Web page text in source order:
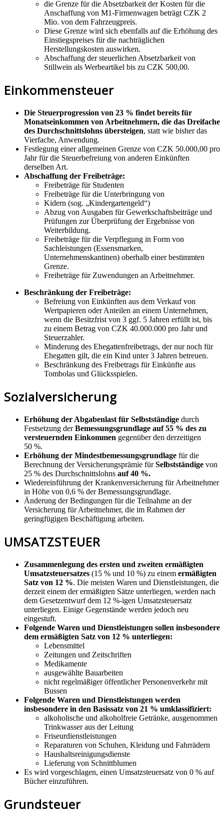
die Grenze für die Absetzbarkeit der Kosten für die
Anschaffung von M1-Firmenwagen beträgt CZK 2
Mio. von dem Fahrzeugpreis.
Diese Grenze wird sich ebenfalls auf die Erhöhung des
Einstiegspreises für die nachträglichen
Herstellungskosten auswirken.
Abschaffung der steuerlichen Absetzbarkeit von
Stillwein als Werbeartikel bis zu CZK 500,00.
Einkommensteuer
Die Steuerprogression von 23 % findet bereits für
Monatseinkommen von Arbeitnehmern, die das Dreifache
des Durchschnittslohns übersteigen, statt wie bisher das
Vierfache, Anwendung.
Festlegung einer allgemeinen Grenze von CZK 50.000,00 pro
Jahr für die Steuerbefreiung von anderen Einkünften
derselben Art.
Abschaffung der Freibeträge:
Freibeträge für Studenten
Freibeträge für die Unterbringung von
Kidern (sog. „Kindergartengeld“)
Abzug von Ausgaben für Gewerkschaftsbeiträge und
Prüfungen zur Überprüfung der Ergebnisse von
Weiterbildung.
Freibeträge für die Verpflegung in Form von
Sachleistungen (Essensmarken,
Unternehmenskantinen) oberhalb einer bestimmten
Grenze.
Freibeträge für Zuwendungen an Arbeitnehmer.
Beschränkung der Freibeträge:
Befreiung von Einkünften aus dem Verkauf von
Wertpapieren oder Anteilen an einem Unternehmen,
wenn die Besitzfrist von 3 ggf. 5 Jahren erfüllt ist, bis
zu einem Betrag von CZK 40.000.000 pro Jahr und
Steuerzahler.
Minderung des Ehegattenfreibetrags, der nur noch für
Ehegatten gilt, die ein Kind unter 3 Jahren betreuen.
Beschränkung des Freibetrags für Einkünfte aus
Tombolas und Glücksspielen.
Sozialversicherung
Erhöhung der Abgabenlast für Selbstständige durch
Festsetzung derBemessungsgrundlage auf 55 % des zu
versteuernden Einkommen gegenüber den derzeitigen
50 %.
Erhöhung der Mindestbemessungsgrundlage für die
Berechnung der Versicherungsprämie fürSelbstständige von
25 % des Durchschnittslohns auf 40 %.
Wiedereinführung der Krankenversicherung für Arbeitnehmer
in Höhe von 0,6 % der Bemessungsgrundlage.
Änderung der Bedingungen für die Teilnahme an der
Versicherung für Arbeitnehmer, die im Rahmen der
geringfügigen Beschäftigung arbeiten.
UMSATZSTEUER
Zusammenlegung des ersten und zweiten ermäßigten
Umsatzsteuersatzes (15 % und 10 %) zu einem ermäßigten
Satz von 12 %. Die meisten Waren und Dienstleistungen, die
derzeit einem der ermäßigten Sätze unterliegen, werden nach
dem Gesetzentwurf dem 12 %-igen Umsatzsteuersatz
unterliegen. Einige Gegenstände werden jedoch neu
eingestuft.
Folgende Waren und Dienstleistungen sollen insbesondere
dem ermäßigten Satz von 12 % unterliegen:
Lebensmittel
Zeitungen und Zeitschriften
Medikamente
ausgewählte Bauarbeiten
nicht regelmäßiger öffentlicher Personenverkehr mit
Bussen
Folgende Waren und Dienstleistungen werden
insbesondere in den Basissatz von 21 % umklassifiziert:
alkoholische und alkoholfreie Getränke, ausgenommen
Trinkwasser aus der Leitung
Friseurdienstleistungen
Reparaturen von Schuhen, Kleidung und Fahrrädern
Haushaltsreinigungsdienste
Lieferung von Schnittblumen
Es wird vorgeschlagen, einen Umsatzsteuersatz von 0 % auf
Bücher einzuführen.
Grundsteuer